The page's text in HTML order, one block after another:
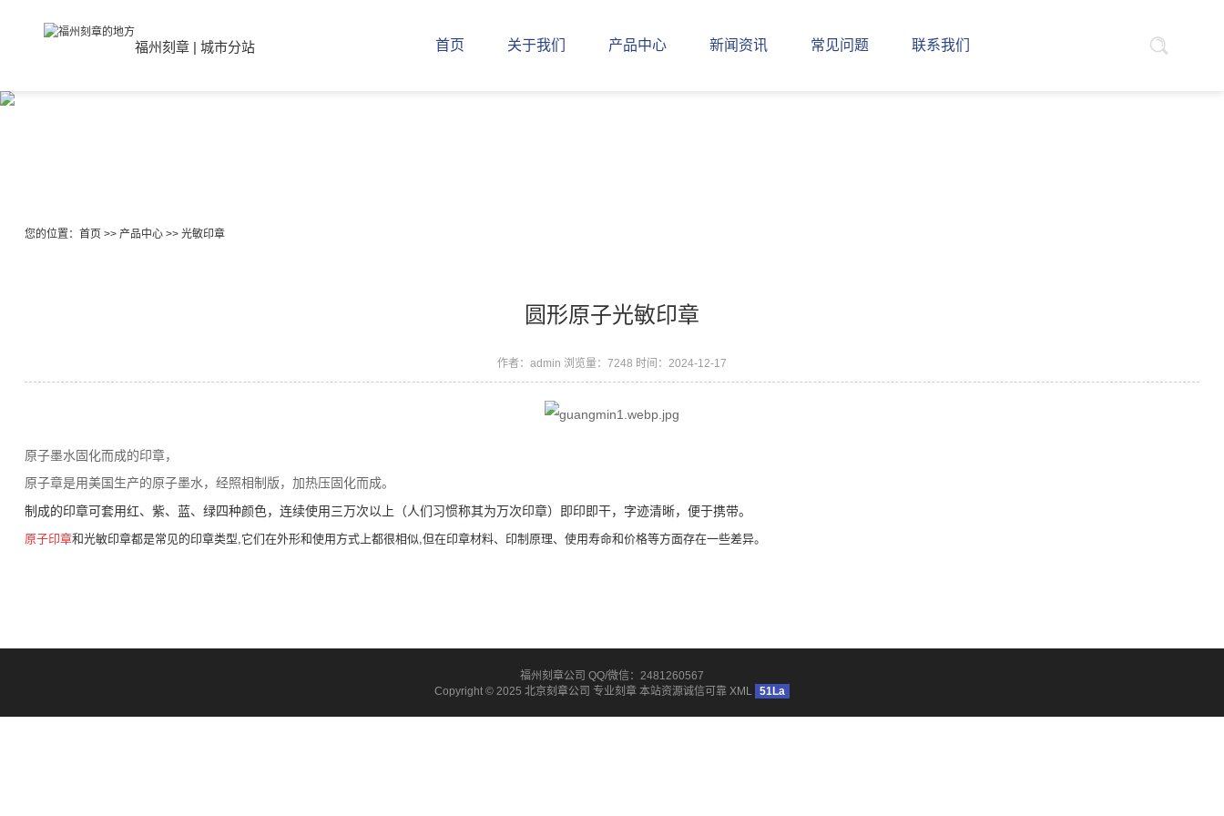
福州刻章 | 城市分站 首页 关于我们 产品中心 新闻资讯 常见问题 联系我们
您的位置： 首页>> 产品中心>> 光敏印章
圆形原子光敏印章
作者：admin 浏览量：7248 时间：2024-12-17
原子墨水固化而成的印章，
原子章是用美国生产的原子墨水，经照相制版，加热压固化而成。
制成的印章可套用红、紫、蓝、绿四种颜色，连续使用三万次以上（人们习惯称其为万次印章）即印即干，字迹清晰，便于携带。
原子印章和光敏印章都是常见的印章类型,它们在外形和使用方式上都很相似,但在印章材料、印制原理、使用寿命和价格等方面存在一些差异。
福州刻章公司 QQ/微信：2481260567
Copyright © 2025 北京刻章公司 专业刻章 本站资源诚信可靠 XML 51La